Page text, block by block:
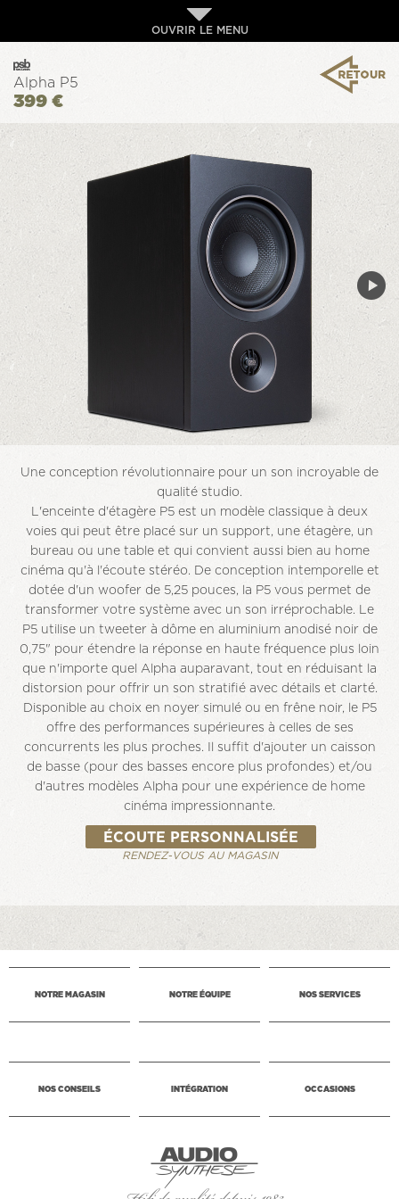
OUVRIR LE MENU
Alpha P5
399 €
Une conception révolutionnaire pour un son incroyable de
qualité studio.
L'enceinte d'étagère P5 est un modèle classique à deux
voies qui peut être placé sur un support, une étagère, un
bureau ou une table et qui convient aussi bien au home
cinéma qu'à l'écoute stéréo. De conception intemporelle et
dotée d'un woofer de 5,25 pouces, la P5 vous permet de
transformer votre système avec un son irréprochable. Le
P5 utilise un tweeter à dôme en aluminium anodisé noir de
0,75" pour étendre la réponse en haute fréquence plus loin
que n'importe quel Alpha auparavant, tout en réduisant la
distorsion pour offrir un son stratifié avec détails et clarté.
Disponible au choix en noyer simulé ou en frêne noir, le P5
offre des performances supérieures à celles de ses
concurrents les plus proches. Il suffit d'ajouter un caisson
de basse (pour des basses encore plus profondes) et/ou
d'autres modèles Alpha pour une expérience de home
cinéma impressionnante.
ÉCOUTE PERSONNALISÉE
RENDEZ-VOUS AU MAGASIN
NOTRE MAGASIN NOTRE ÉQUIPE NOS SERVICES
NOS CONSEILS INTÉGRATION OCCASIONS